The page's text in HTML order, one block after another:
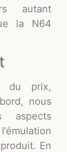
autant
la N64
du prix,
nous
aspects
En